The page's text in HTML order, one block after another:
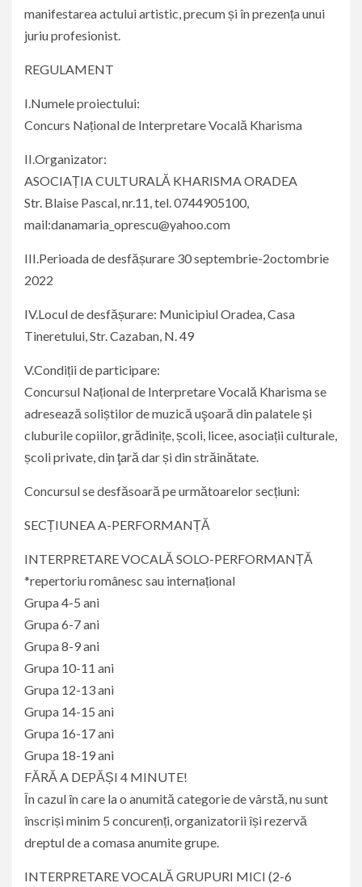
manifestarea actului artistic, precum și în prezența unui
juriu profesionist.
REGULAMENT
I.Numele proiectului:
Concurs Național de Interpretare Vocală Kharisma
II.Organizator:
ASOCIAȚIA CULTURALĂ KHARISMA ORADEA
Str. Blaise Pascal, nr.11, tel. 0744905100,
mail:danamaria_oprescu@yahoo.com
III.Perioada de desfășurare 30 septembrie-2octombrie
2022
IV.Locul de desfășurare: Municipiul Oradea, Casa
Tineretului, Str. Cazaban, N. 49
V.Condiții de participare:
Concursul Național de Interpretare Vocală Kharisma se
adresează soliștilor de muzică uşoară din palatele și
cluburile copiilor, grădinițe, școli, licee, asociații culturale,
școli private, din ţară dar și din străinătate.
Concursul se desfăsoară pe următoarelor secțiuni:
SECȚIUNEA A-PERFORMANȚĂ
INTERPRETARE VOCALĂ SOLO-PERFORMANȚĂ
*repertoriu românesc sau internațional
Grupa 4-5 ani
Grupa 6-7 ani
Grupa 8-9 ani
Grupa 10-11 ani
Grupa 12-13 ani
Grupa 14-15 ani
Grupa 16-17 ani
Grupa 18-19 ani
FĂRĂ A DEPĂȘI 4 MINUTE!
În cazul în care la o anumită categorie de vârstă, nu sunt
înscriși minim 5 concurenți, organizatorii își rezervă
dreptul de a comasa anumite grupe.
INTERPRETARE VOCALĂ GRUPURI MICI (2-6